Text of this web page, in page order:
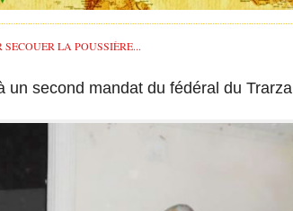
LA POUSSIÈRE...
un second mandat du fédéral du Trarza